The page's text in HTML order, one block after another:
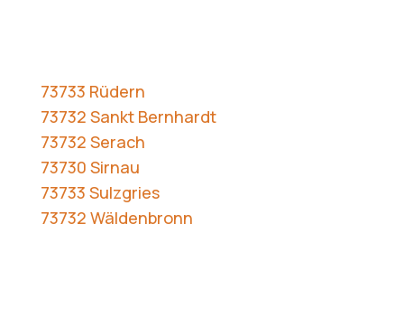
73733 Rüdern
73732 Sankt Bernhardt
73732 Serach
73730 Sirnau
73733 Sulzgries
73732 Wäldenbronn